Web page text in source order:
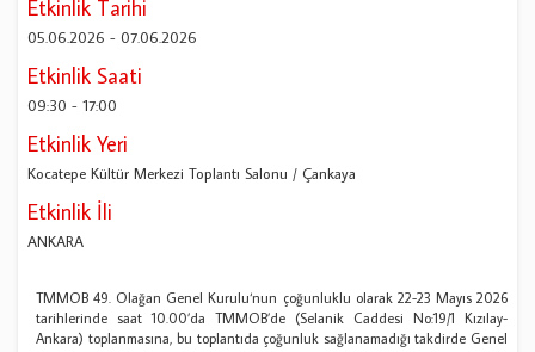
Etkinlik Tarihi
05.06.2026 -07.06.2026
Etkinlik Saati
09:30 -17:00
Etkinlik Yeri
Kocatepe Kültür Merkezi Toplantı Salonu / Çankaya
Etkinlik İli
ANKARA
TMMOB 49. Olağan Genel Kurulu‘nun çoğunluklu olarak 22-23 Mayıs 2026
tarihlerinde saat 10.00’da TMMOB’de (Selanik Caddesi No:19/1 Kızılay-
Ankara) toplanmasına, bu toplantıda çoğunluk sağlanamadığı takdirde Genel